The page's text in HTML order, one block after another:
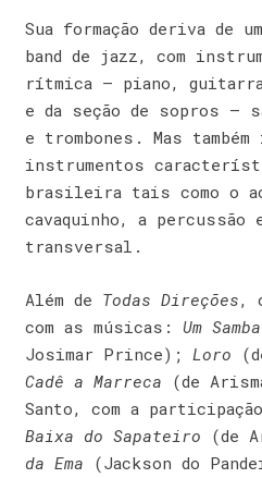
Sua formação deriva de
band de jazz, com
rítmica – piano,
e da seção de sopros –
e trombones. Mas
instrumentos
brasileira tais como o
cavaquinho, a
transversal.
Além de Todas Direções,
com as músicas:Um
Josimar Prince);Loro
Cadê a Marreca (de
Santo, com a
Baixa do Sapateiro (de
da Ema (Jackson do